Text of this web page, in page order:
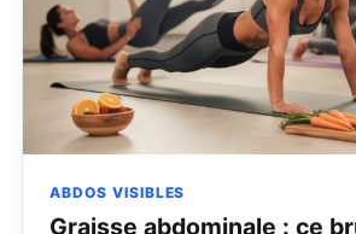
ABDOS VISIBLES
Graisse abdominale : ce